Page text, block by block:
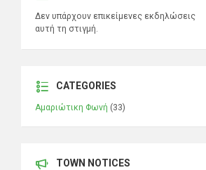
Δεν υπάρχουν επικείμενες εκδηλώσεις
αυτή τη στιγμή.
CATEGORIES
Αμαριώτικη Φωνή (33)
TOWN NOTICES